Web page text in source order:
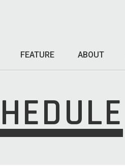
FEATURE ABOUT